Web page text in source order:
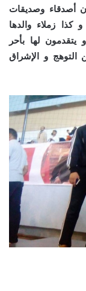
أصدقاء وصديقات
زملاء والدها
يتقدمون لها بأحر
التوهج و الإشراق